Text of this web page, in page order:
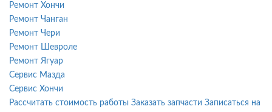
Ремонт Хончи
Ремонт Чанган
Ремонт Чери
Ремонт Шевроле
Ремонт Ягуар
Сервис Мазда
Сервис Хончи
Рассчитать стоимость работы Заказать запчасти Записаться на